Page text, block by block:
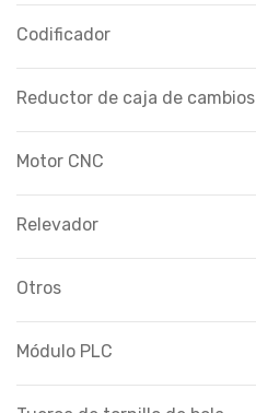
Codificador
Reductor de caja de cambios
Motor CNC
Relevador
Otros
Módulo PLC